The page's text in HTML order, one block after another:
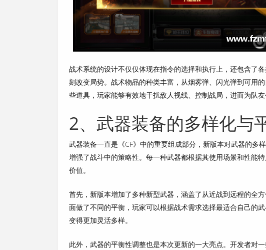
战术系统的设计不仅仅体现在指令的选择和执行上，还包含了
刻改变局势。战术物品的种类丰富，从烟雾弹、闪光弹到可用
些道具，玩家能够有效地干扰敌人视线、控制战局，进而为队友
2、武器装备的多样化与
武器装备一直是《CF》中的重要组成部分，新版本对武器的多
增强了战斗中的策略性。每一种武器都根据其使用场景和性能
价值。
首先，新版本增加了多种新型武器，涵盖了从近战到远程的全
面做了不同的平衡，玩家可以根据战术需求选择最适合自己的
变得更加灵活多样。
此外，武器的平衡性调整也是本次更新的一大亮点。开发者对